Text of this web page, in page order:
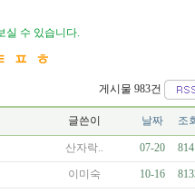
실 수 있습니다.
ㅍ ㅎ
게시물 983건
글쓴이 날짜 조
산자락.. 07-20
이미숙 10-16